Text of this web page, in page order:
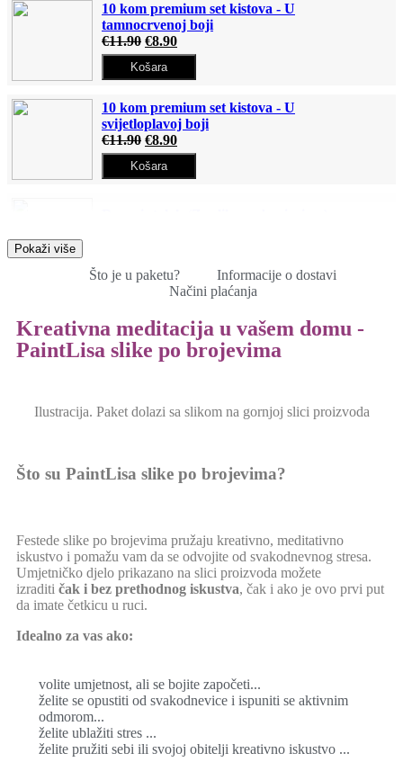
10 kom premium set kistova - U
tamnocrvenoj boji
€11.90 €8.90
Košara
10 kom premium set kistova - U
svijetloplavoj boji
€11.90 €8.90
Košara
Osvijetljeno, stolno povećalo
€11.90 €8.90
Read More
Read
Otvarajuće, prijenosno džepno
Pokaži više
Što je u paketu?
Informacije o dostavi
Načini plaćanja
Kreativna meditacija u vašem domu -
PaintLisa slike po brojevima
Ilustracija. Paket dolazi sa slikom na gornjoj slici proizvoda
Što su PaintLisa slike po brojevima?
Festede slike po brojevima pružaju kreativno, meditativno
iskustvo i pomažu vam da se odvojite od svakodnevnog stresa.
Umjetničko djelo prikazano na slici proizvoda možete
izraditi čak i bez prethodnog iskustva, čak i ako je ovo prvi put
da imate četkicu u ruci.
Idealno za vas ako:
volite umjetnost, ali se bojite započeti...
želite se opustiti od svakodnevice i ispuniti se aktivnim
odmorom...
želite ublažiti stres ...
želite pružiti sebi ili svojoj obitelji kreativno iskustvo ...